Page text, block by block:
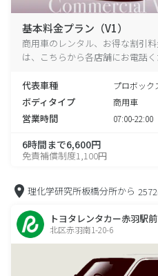
基本料金プラン（V1）
商用車のレンタル、お得な割引
は、こちらから各店舗にお電話く
代表車種 プロボック
ボディタイプ 商用車
営業時間 07:00-22:00
6時間まで6,600円
免責補償制度1,100円
理化学研究所板橋分所から
トヨタレンタカー赤羽駅前
北区赤羽南1-20-6